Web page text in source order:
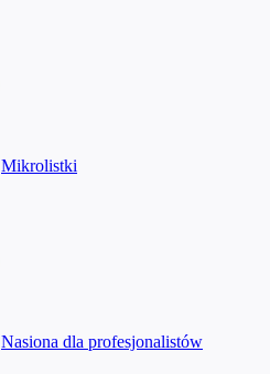
Mikrolistki
Nasiona dla profesjonalistów